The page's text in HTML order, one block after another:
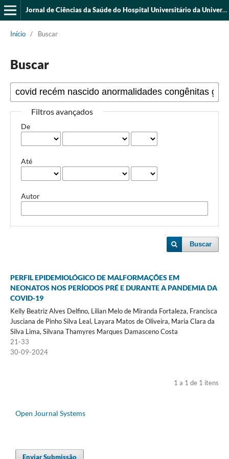
Jornal de Ciências da Saúde do Hospital Universitário da Universidade Federal do Piauí
Início / Buscar
Buscar
Filtros avançados
De
Até
Autor
Buscar
PERFIL EPIDEMIOLÓGICO DE MALFORMAÇÕES EM
NEONATOS NOS PERÍODOS PRÉ E DURANTE A PANDEMIA DA
COVID-19
Kelly Beatriz Alves Delfino, Lilian Melo de Miranda Fortaleza, Francisca
Jusciana de Pinho Silva Leal, Layara Matos de Oliveira, Maria Clara da
Silva Lima, Silvana Thamyres Marques Damasceno Costa
21-33
30-09-2024
1 a 1 de 1 itens
Open Journal Systems
Enviar Submissão